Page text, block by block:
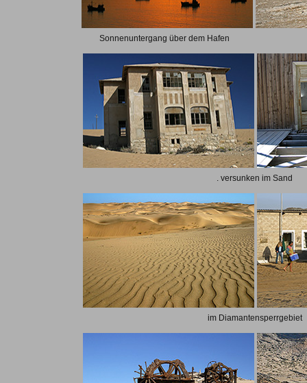
Sonnenuntergang über dem Hafen
. versunken im Sand
im Diamantensperrgebiet